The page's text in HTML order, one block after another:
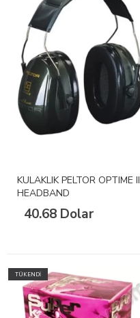
KULAKLIK PELTOR OPTIME II
HEADBAND
40.68 Dolar
TÜKENDİ